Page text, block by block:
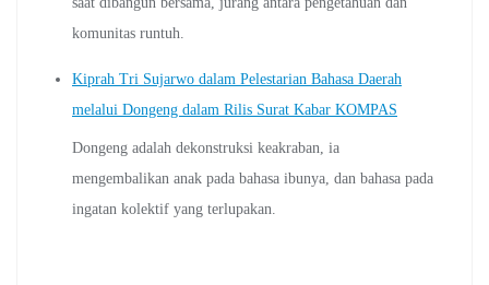
komunitas runtuh.
Kiprah Tri Sujarwo dalam Pelestarian Bahasa Daerah
melalui Dongeng dalam Rilis Surat Kabar KOMPAS
Dongeng adalah dekonstruksi keakraban, ia
mengembalikan anak pada bahasa ibunya, dan bahasa pada
ingatan kolektif yang terlupakan.